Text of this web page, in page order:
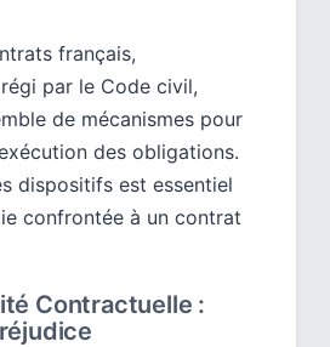
français,
par le Code civil,
de mécanismes pour
des obligations.
dispositifs est essentiel
confrontée à un contrat
Contractuelle :